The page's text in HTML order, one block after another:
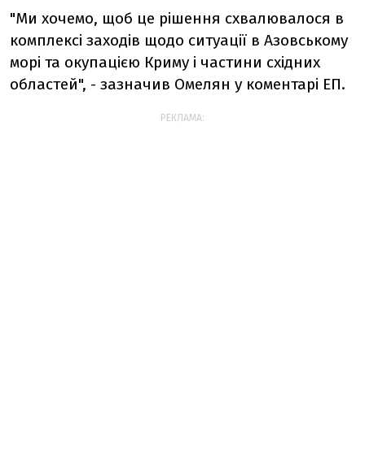
"Ми хочемо, щоб це рішення схвалювалося в
комплексі заходів щодо ситуації в Азовському
морі та окупацією Криму і частини східних
областей", - зазначив Омелян у коментарі ЕП.
РЕКЛАМА: